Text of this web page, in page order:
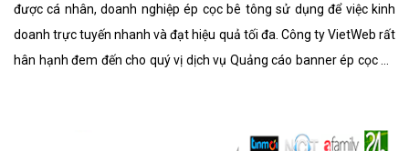
được cá nhân, doanh nghiệp ép cọc bê tông sử dụng để việc kinh
doanh trực tuyến nhanh và đạt hiệu quả tối đa. Công ty VietWeb rất
hân hạnh đem đến cho quý vị dịch vụ Quảng cáo banner ép cọc bê